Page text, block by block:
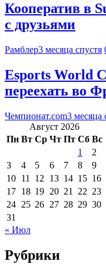
Кооператив в
с друзьями
Рамблер3 месяца спустя
Esports World
переехать во
Чемпионат.com3 месяца
Август 2026
Пн Вт Ср Чт Пт Сб Вс
1
2
3
4 5 6 7 8
9
10 11 12 13 14 15 16
17 18 19 20 21 22 23
24 25 26 27 28 29 30
31
« Июл
Рубрики